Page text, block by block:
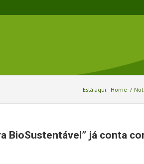
Está aqui: Home /
BioSustentável” já conta